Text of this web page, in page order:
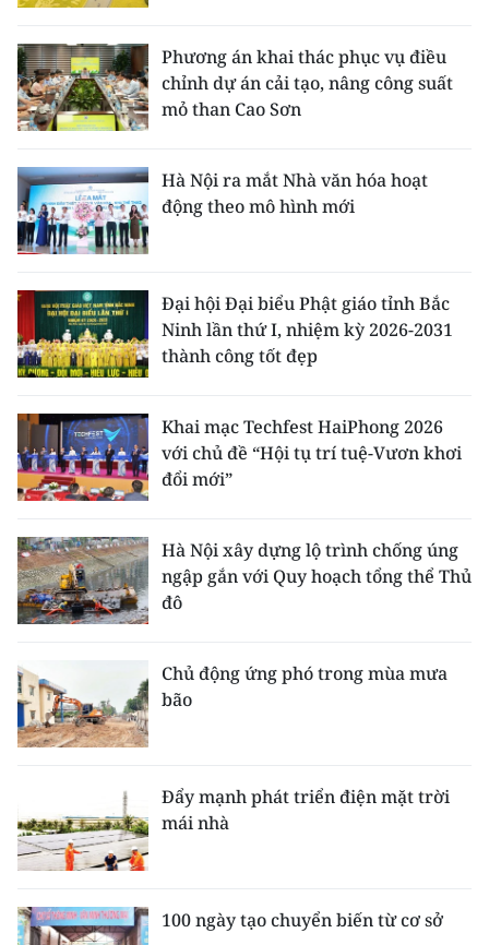
Phương án khai thác phục vụ điều
chỉnh dự án cải tạo, nâng công suất
mỏ than Cao Sơn
Hà Nội ra mắt Nhà văn hóa hoạt
động theo mô hình mới
Đại hội Đại biểu Phật giáo tỉnh Bắc
Ninh lần thứ I, nhiệm kỳ 2026-2031
thành công tốt đẹp
Khai mạc Techfest HaiPhong 2026
với chủ đề “Hội tụ trí tuệ-Vươn khơi
đổi mới”
Hà Nội xây dựng lộ trình chống úng
ngập gắn với Quy hoạch tổng thể Thủ
đô
Chủ động ứng phó trong mùa mưa
bão
Đẩy mạnh phát triển điện mặt trời
mái nhà
100 ngày tạo chuyển biến từ cơ sở